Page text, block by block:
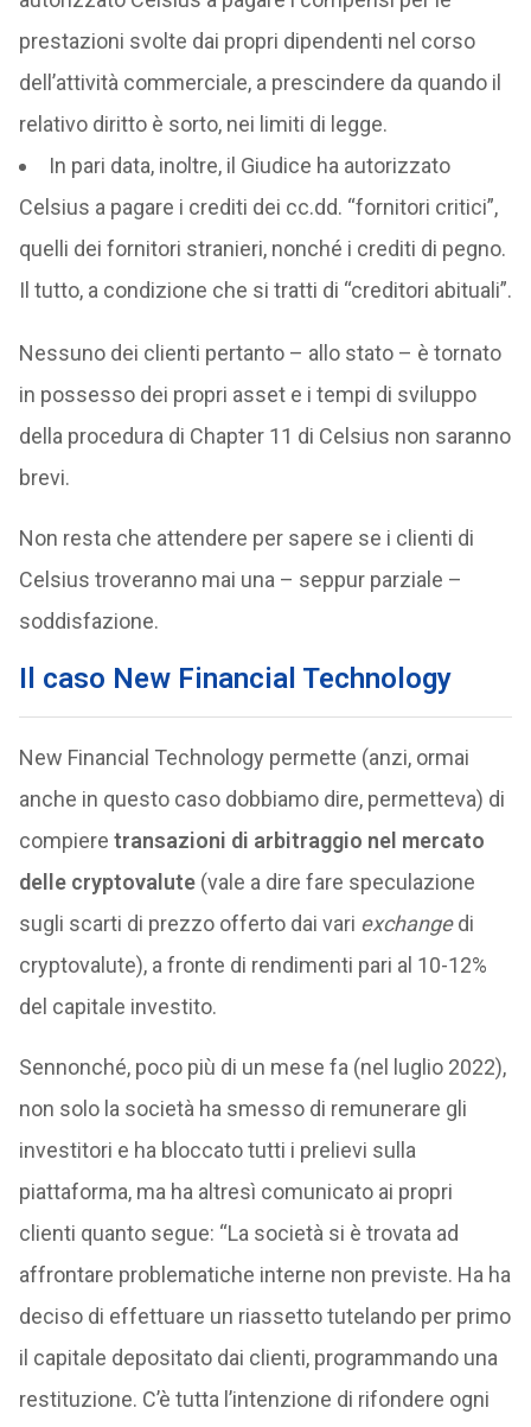
prestazioni svolte dai propri dipendenti nel corso
dell’attività commerciale, a prescindere da quando il
relativo diritto è sorto, nei limiti di legge.
In pari data, inoltre, il Giudice ha autorizzato
Celsius a pagare i crediti dei cc.dd. “fornitori critici”,
quelli dei fornitori stranieri, nonché i crediti di pegno.
Il tutto, a condizione che si tratti di “creditori abituali”.
Nessuno dei clienti pertanto – allo stato – è tornato
in possesso dei propri asset e i tempi di sviluppo
della procedura di Chapter 11 di Celsius non saranno
brevi.
Non resta che attendere per sapere se i clienti di
Celsius troveranno mai una – seppur parziale –
soddisfazione.
Il caso New Financial Technology
New Financial Technology permette (anzi, ormai
anche in questo caso dobbiamo dire, permetteva) di
compiere transazioni di arbitraggio nel mercato
delle cryptovalute(vale a dire fare speculazione
sugli scarti di prezzo offerto dai vari exchangedi
cryptovalute), a fronte di rendimenti pari al 10-12%
del capitale investito.
Sennonché, poco più di un mese fa (nel luglio 2022),
non solo la società ha smesso di remunerare gli
investitori e ha bloccato tutti i prelievi sulla
piattaforma, ma ha altresì comunicato ai propri
clienti quanto segue: “La società si è trovata ad
affrontare problematiche interne non previste. Ha ha
deciso di effettuare un riassetto tutelando per primo
il capitale depositato dai clienti, programmando una
restituzione. C’è tutta l’intenzione di rifondere ogni